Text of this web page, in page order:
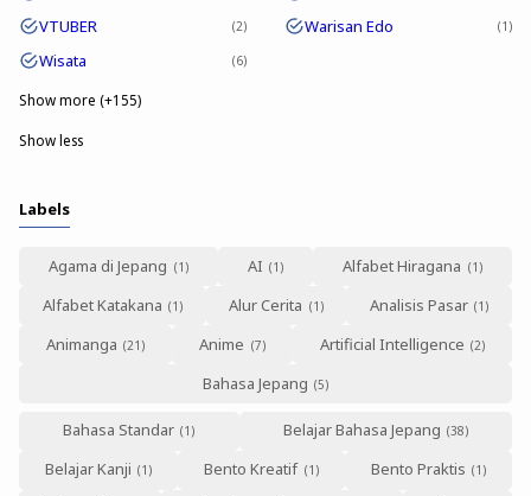
VTUBER 2 Warisan Edo 1
Wisata 6
Show more (+155)
Show less
Labels
Agama di Jepang AI
Alfabet Hiragana
Alfabet Katakana
Alur Cerita
Analisis Pasar
Animanga
Anime
Artificial Intelligence
Bahasa Jepang
Bahasa Standar
Belajar Bahasa Jepang
Belajar Kanji
Bento Kreatif
Bento Praktis